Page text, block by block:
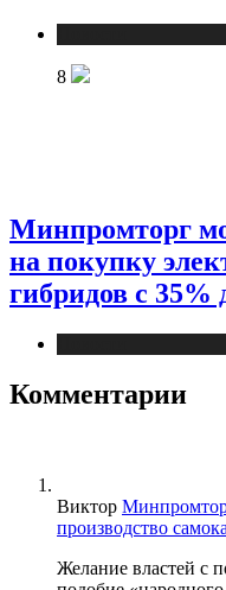
8
Минпромторг
на покупку
гибридов с 35%
Комментарии
Виктор
производство
Желание властей с